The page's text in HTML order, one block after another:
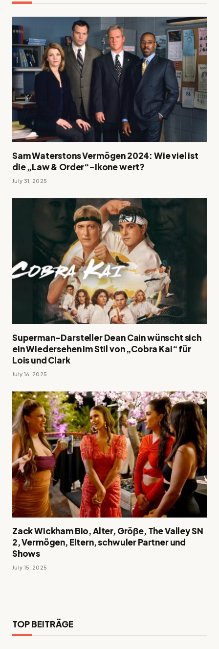
Sam Waterstons Vermögen 2024: Wie viel ist
die „Law & Order“-Ikone wert?
July 31, 2025
Superman-Darsteller Dean Cain wünscht sich
ein Wiedersehen im Stil von „Cobra Kai“ für
Lois und Clark
July 16, 2025
Zack Wickham Bio, Alter, Größe, The Valley SN
2, Vermögen, Eltern, schwuler Partner und
Shows
July 15, 2025
TOP BEITRÄGE